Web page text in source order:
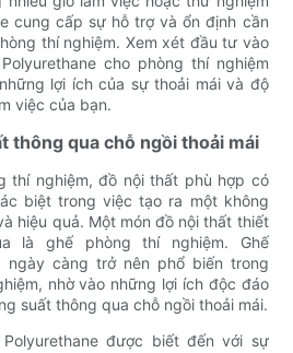
cung cấp sự hỗ trợ và ổn định cần
thí nghiệm. Xem xét đầu tư vào
cho phòng thí nghiệm
lợi ích của sự thoải mái và độ
việc của bạn.
thông qua chỗ ngồi thoải mái
thí nghiệm, đồ nội thất phù hợp có
biệt trong việc tạo ra một không
hiệu quả. Một món đồ nội thất thiết
là ghế phòng thí nghiệm. Ghế
ngày càng trở nên phổ biến trong
nhờ vào những lợi ích độc đáo
suất thông qua chỗ ngồi thoải mái.
được biết đến với sự